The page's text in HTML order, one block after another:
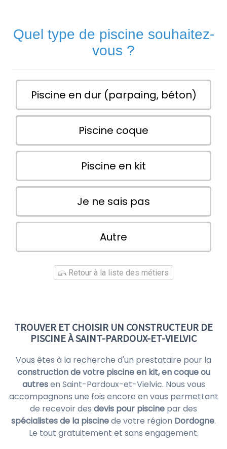
Quel type de piscine souhaitez-
vous ?
Piscine en dur (parpaing, béton)
Piscine coque
Piscine en kit
Je ne sais pas
Autre
Retour à la liste des métiers
TROUVER ET CHOISIR UN CONSTRUCTEUR DE
PISCINE À SAINT-PARDOUX-ET-VIELVIC
Vous êtes à la recherche d'un prestataire pour la
construction de votre piscine en kit, en coque ou
autresen Saint-Pardoux-et-Vielvic. Nous vous
accompagnons une fois encore en vous permettant
de recevoir des devis pour piscine par des
spécialistes de la piscinede votre région Dordogne.
Le tout gratuitement et sans engagement.